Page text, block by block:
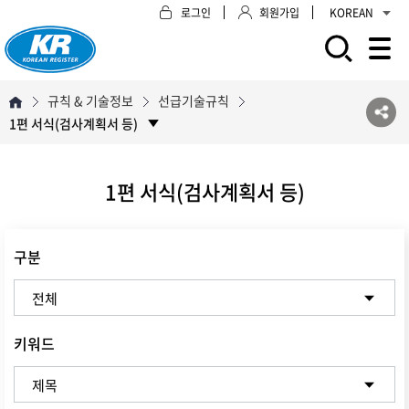
로그인 회원가입 KOREAN
규칙 & 기술정보
선급기술규칙
1편 서식(검사계획서 등)
1편 서식(검사계획서 등)
구분
키워드